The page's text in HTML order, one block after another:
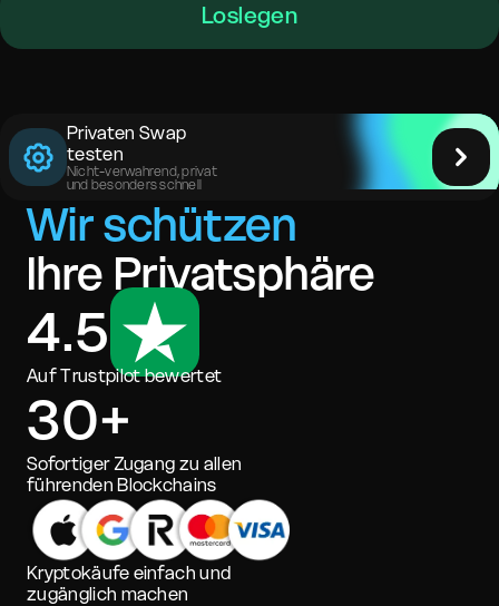
Loslegen
Privaten Swap
testen
Nicht-verwahrend, privat
und besonders schnell
Wir schützen
Ihre Privatsphäre
4.5
Auf Trustpilot bewertet
30+
Sofortiger Zugang zu allen
führenden Blockchains
Kryptokäufe einfach und
zugänglich machen